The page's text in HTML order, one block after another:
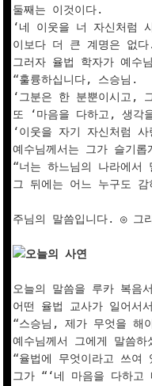
둘째는 이것이다.
‘네 이웃을 너 자신처럼
이보다 더 큰 계명은 없
그러자 율법 학자가 예수
“훌륭하십니다, 스승님.
‘그분은 한 분뿐이시고,
또 ‘마음을 다하고, 생각
‘이웃을 자기 자신처럼
예수님께서는 그가 슬기
“너는 하느님의 나라에
그 뒤에는 어느 누구도
주님의 말씀입니다. ◎ 그
오늘의 사연
오늘의 말씀을 루카 복음
어떤 율법 교사가 일어서
“스승님, 제가 무엇을
예수님께서 그에게 말씀하
“율법에 무엇이라고 쓰
그가 “‘네 마음을 다하